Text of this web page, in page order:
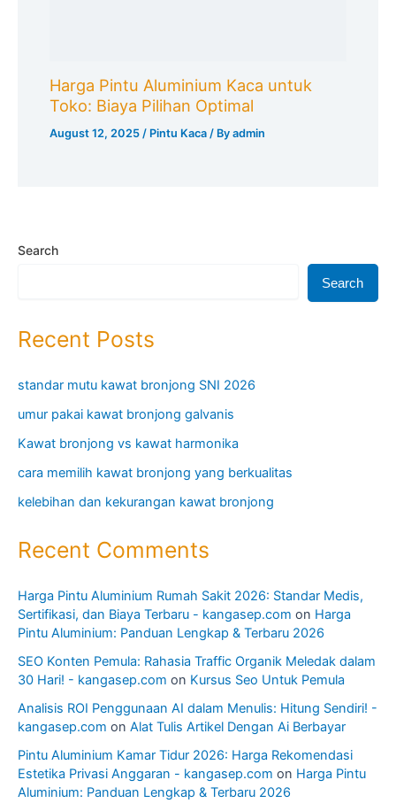
Harga Pintu Aluminium Kaca untuk
Toko: Biaya Pilihan Optimal
August 12, 2025/ Pintu Kaca / Byadmin
Search
Search
Recent Posts
standar mutu kawat bronjong SNI 2026
umur pakai kawat bronjong galvanis
Kawat bronjong vs kawat harmonika
cara memilih kawat bronjong yang berkualitas
kelebihan dan kekurangan kawat bronjong
Recent Comments
Harga Pintu Aluminium Rumah Sakit 2026: Standar Medis,
Sertifikasi, dan Biaya Terbaru - kangasep.com on Harga
Pintu Aluminium: Panduan Lengkap & Terbaru 2026
SEO Konten Pemula: Rahasia Traffic Organik Meledak dalam
30 Hari! - kangasep.com on Kursus Seo Untuk Pemula
Analisis ROI Penggunaan AI dalam Menulis: Hitung Sendiri! -
kangasep.com on Alat Tulis Artikel Dengan Ai Berbayar
Pintu Aluminium Kamar Tidur 2026: Harga Rekomendasi
Estetika Privasi Anggaran - kangasep.com on Harga Pintu
Aluminium: Panduan Lengkap & Terbaru 2026